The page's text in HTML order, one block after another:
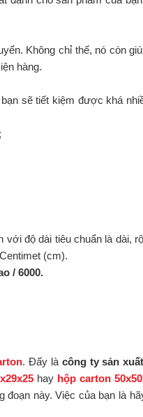
Không chỉ thế, nó còn
hàng.
sẽ tiết kiệm được khá
với độ dài tiêu chuẩn là dài,
(cm).
/ 6000.
. Đấy là công ty sản
hay hộp carton
này. Việc của bạn là